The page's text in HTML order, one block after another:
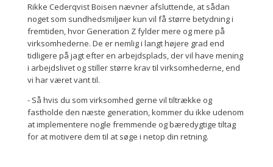
Rikke Cederqvist Boisen nævner afsluttende, at sådan
noget som sundhedsmiljøer kun vil få større betydning i
fremtiden, hvor Generation Z fylder mere og mere på
virksomhederne. De er nemlig i langt højere grad end
tidligere på jagt efter en arbejdsplads, der vil have mening
i arbejdslivet og stiller større krav til virksomhederne, end
vi har været vant til.
- Så hvis du som virksomhed gerne vil tiltrække og
fastholde den næste generation, kommer du ikke udenom
at implementere nogle fremmende og bæredygtige tiltag
for at motivere dem til at søge i netop din retning.